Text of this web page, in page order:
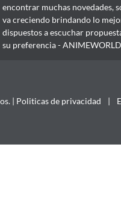
encontrar muchas novedades,
va creciendo brindando lo
dispuestos a escuchar
su preferencia -
| Politicas de privacidad |